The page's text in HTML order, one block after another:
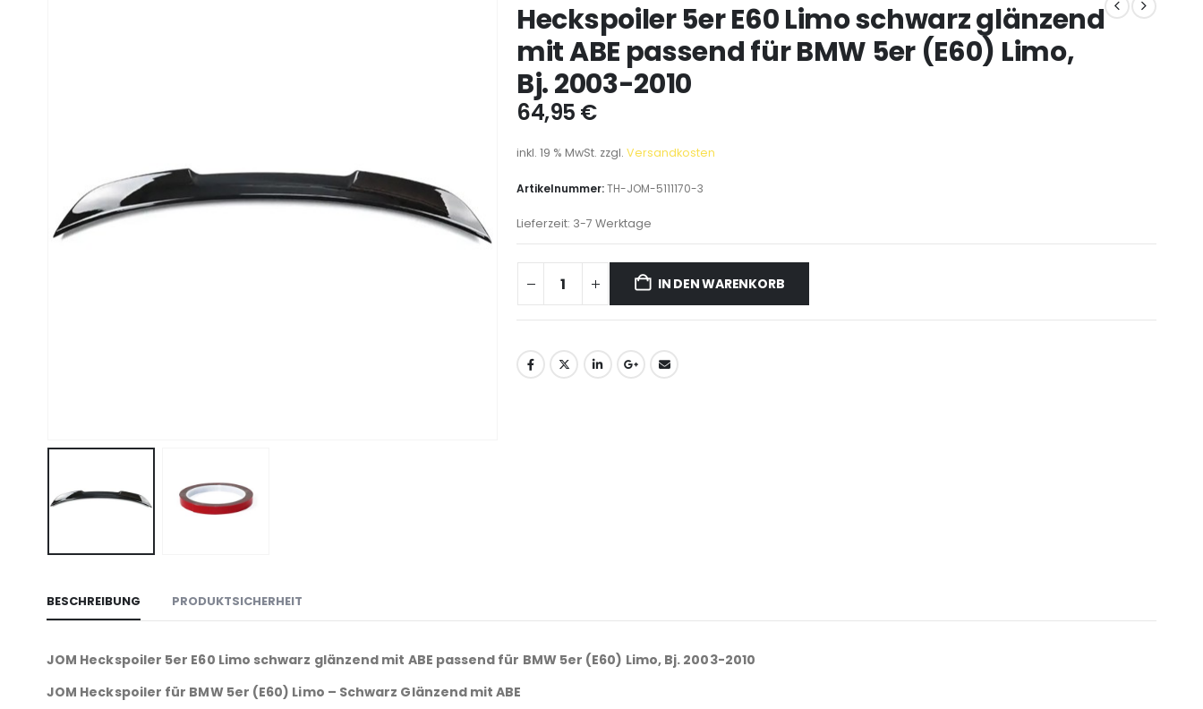
Heckspoiler 5er E60 Limo schwarz glänzend
mit ABE passend für BMW 5er (E60) Limo,
Bj. 2003-2010
64,95 €
inkl. 19 % MwSt. zzgl. Versandkosten
Artikelnummer:TH-JOM-5111170-3
Lieferzeit: 3-7 Werktage
IN DEN WARENKORB
BESCHREIBUNG PRODUKTSICHERHEIT
JOM Heckspoiler 5er E60 Limo schwarz glänzend mit ABE passend für BMW 5er (E60) Limo, Bj. 2003-2010
JOM Heckspoiler für BMW 5er (E60) Limo – Schwarz Glänzend mit ABE